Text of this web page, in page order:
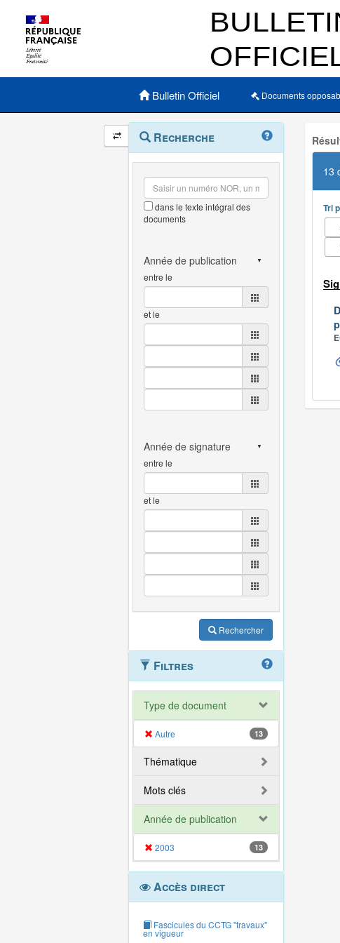
Menu principal
Bulletin Officiel Documents
Navigation
et
outils
annexes
Menu
contextuel
Recherche
dans le texte intégral des
documents
entre le
et le
entre le
et le
Rechercher
Filtres
Type de document
Autre 13
Thématique
Mots clés
Année de publication
2003 13
Accès direct
Fascicules du CCTG "travaux"
en vigueur
13
Tri